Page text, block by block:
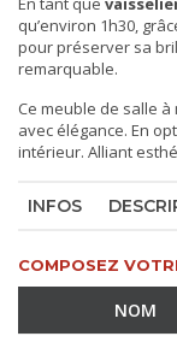
qu’environ 1h30,
pour préserver sa
remarquable.
Ce meuble de salle à
avec élégance. En
intérieur. Alliant
INFOS
COMPOSEZ
NOM